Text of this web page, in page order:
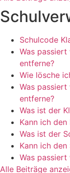
Schulcode
Was passiert
entferne?
Wie lösche
Was passiert
entferne?
Was ist der
Kann ich den
Was ist der
Kann ich
Was passiert
Alle Beiträge